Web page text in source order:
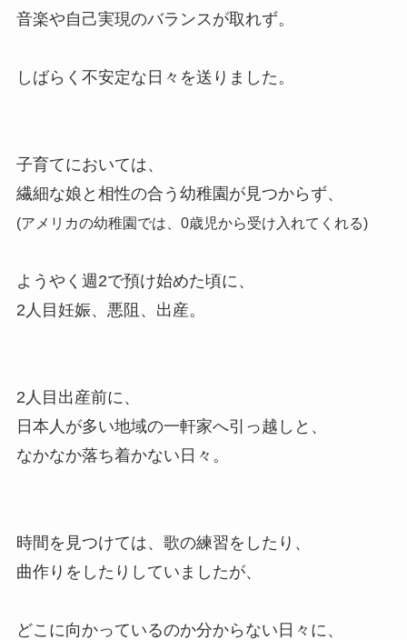
音楽や自己実現のバランスが取れず。
しばらく不安定な日々を送りました。
子育てにおいては、
繊細な娘と相性の合う幼稚園が見つからず、
(アメリカの幼稚園では、0歳児から受け入れてくれる)
ようやく週2で預け始めた頃に、
2人目妊娠、悪阻、出産。
2人目出産前に、
日本人が多い地域の一軒家へ引っ越しと、
なかなか落ち着かない日々。
時間を見つけては、歌の練習をしたり、
曲作りをしたりしていましたが、
どこに向かっているのか分からない日々に、